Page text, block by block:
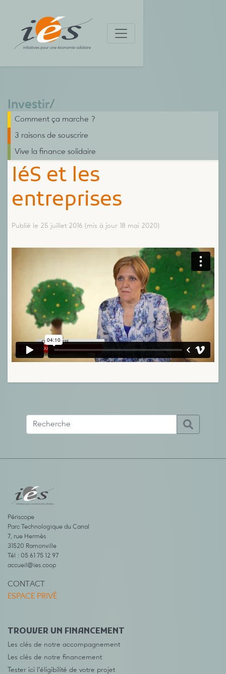
IéS et les
entreprises
Publié le 25 juillet 2016 (mis à jour 18 mai 2020)
Investir/
Comment ça marche ?
3 raisons de souscrire
Vive la finance solidaire
Périscope
Parc Technologique du Canal
7, rue Hermès
31520 Ramonville
Tél : 05 61 75 12 97
accueil@ies.coop
CONTACT
ESPACE PRIVÉ
TROUVER UN FINANCEMENT
Les clés de notre accompagnement
Les clés de notre financement
Tester ici l’éligibilité de votre projet